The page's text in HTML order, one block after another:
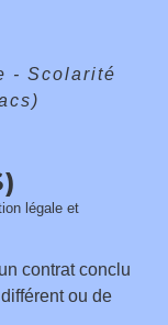
- Scolarité
légale et
contrat conclu
ou de